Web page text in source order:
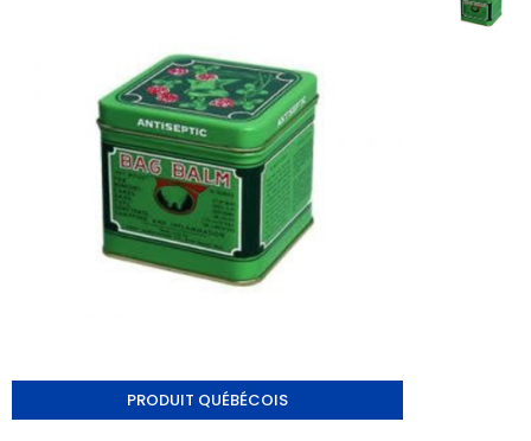
PRODUIT QUÉBÉCOIS